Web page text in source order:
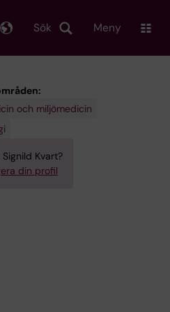
Sök Meny
och miljömedicin
Kvart?
din profil